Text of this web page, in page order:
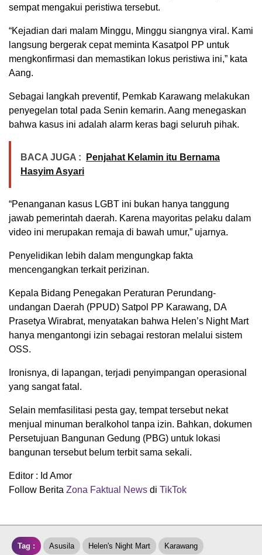
sempat mengakui peristiwa tersebut.
“Kejadian dari malam Minggu, Minggu siangnya viral. Kami
langsung bergerak cepat meminta Kasatpol PP untuk
mengkonfirmasi dan memastikan lokus peristiwa ini,” kata
Aang.
Sebagai langkah preventif, Pemkab Karawang melakukan
penyegelan total pada Senin kemarin. Aang menegaskan
bahwa kasus ini adalah alarm keras bagi seluruh pihak.
BACA JUGA :
Penjahat Kelamin itu Bernama
Hasyim Asyari
“Penanganan kasus LGBT ini bukan hanya tanggung
jawab pemerintah daerah. Karena mayoritas pelaku dalam
video ini merupakan remaja di bawah umur,” ujarnya.
Penyelidikan lebih dalam mengungkap fakta
mencengangkan terkait perizinan.
Kepala Bidang Penegakan Peraturan Perundang-
undangan Daerah (PPUD) Satpol PP Karawang, DA
Prasetya Wirabrat, menyatakan bahwa Helen’s Night Mart
hanya mengantongi izin sebagai restoran melalui sistem
OSS.
Ironisnya, di lapangan, terjadi penyimpangan operasional
yang sangat fatal.
Selain memfasilitasi pesta gay, tempat tersebut nekat
menjual minuman beralkohol tanpa izin. Bahkan, dokumen
Persetujuan Bangunan Gedung (PBG) untuk lokasi
bangunan tersebut belum terbit sama sekali.
Editor : Id Amor
Follow Berita Zona Faktual News di TikTok
Tag : Asusila Helen's Night Mart Karawang